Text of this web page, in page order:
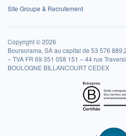
Site Groupe & Recrutement
Copyright © 2026
Boursorama, SA au capital de 53 576
– TVA FR 69 351 058 151 – 44 rue
BOULOGNE BILLANCOURT CEDEX